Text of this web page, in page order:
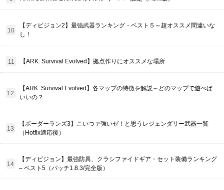
【ディビジョン2】最強武器ランキング・ベスト５～超オススメ間違いな
し！
【ARK: Survival Evolved】拠点作りにオススメな場所
【ARK: Survival Evolved】各マップの特徴を解説～どのマップで遊べば
いいの？
【ボーダーランズ3】こいつァ強いゼ！と思うレジェンダリー武器一覧
（Hotfix適応後）
【ディビジョン】最強防具、クラシファイドギア・セット装備ランキング
– ベスト5（パッチ1.8.3/完全版）